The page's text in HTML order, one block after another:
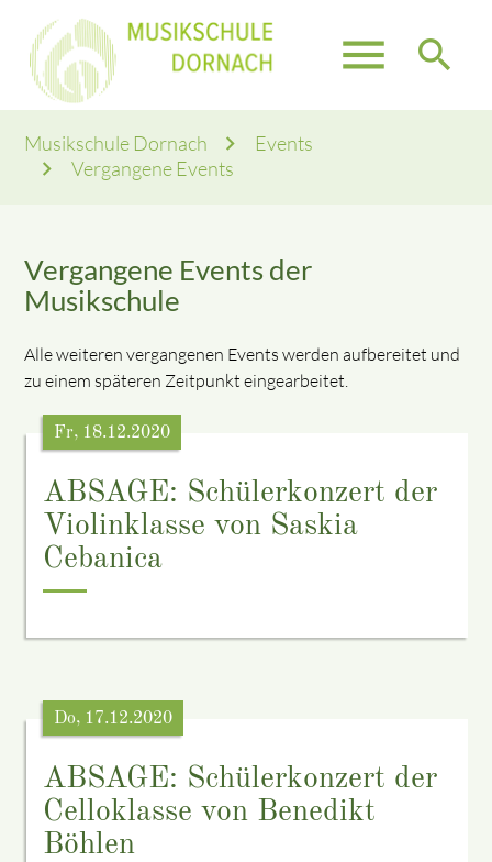
menu search
Musikschule Dornach
Events
Vergangene Events
Vergangene Events der
Musikschule
Alle weiteren vergangenen Events werden aufbereitet und
zu einem späteren Zeitpunkt eingearbeitet.
ABSAGE: Schülerkonzert der
Violinklasse von Saskia
Cebanica
Fr, 18.12.2020
ABSAGE: Schülerkonzert der
Celloklasse von Benedikt
Böhlen
Do, 17.12.2020